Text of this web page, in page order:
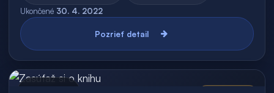
Ukončené 30. 4. 2022
Pozrieť detail